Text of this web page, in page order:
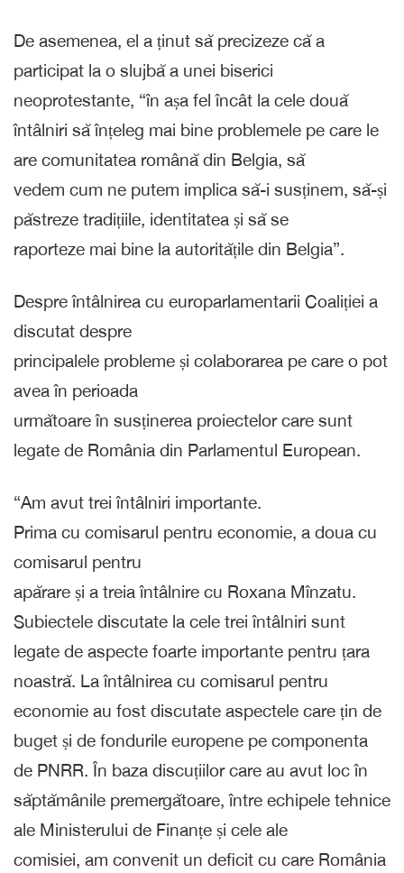
De asemenea, el a ținut să precizeze că a
participat la o slujbă a unei biserici
neoprotestante, “în așa fel încât la cele două
întâlniri să înțeleg mai bine problemele pe care le
are comunitatea română din Belgia, să
vedem cum ne putem implica să-i susținem, să-și
păstreze tradițiile, identitatea și să se
raporteze mai bine la autoritățile din Belgia”.
Despre întâlnirea cu europarlamentarii Coaliției a
discutat despre
principalele probleme și colaborarea pe care o pot
avea în perioada
următoare în susținerea proiectelor care sunt
legate de România din Parlamentul European.
“Am avut trei întâlniri importante.
Prima cu comisarul pentru economie, a doua cu
comisarul pentru
apărare și a treia întâlnire cu Roxana Mînzatu.
Subiectele discutate la cele trei întâlniri sunt
legate de aspecte foarte importante pentru țara
noastră. La întâlnirea cu comisarul pentru
economie au fost discutate aspectele care țin de
buget și de fondurile europene pe componenta
de PNRR. În baza discuțiilor care au avut loc în
săptămânile premergătoare, între echipele tehnice
ale Ministerului de Finanțe și cele ale
comisiei, am convenit un deficit cu care România